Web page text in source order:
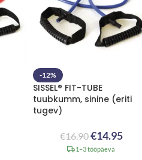
-12%
SISSEL® FIT-TUBE
tuubkumm, sinine (eriti
tugev)
€16.90€14.95
1–3 tööpäeva